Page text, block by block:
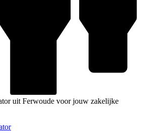
uit Ferwoude voor jouw zakelijke